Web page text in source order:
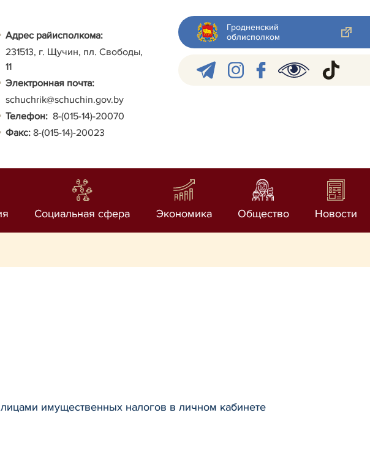
Адрес райисполкома:
231513, г. Щучин, пл. Свободы,
11
Электронная почта:
schuchrik@schuchin.gov.by
Телефон: 8-(015-14)-20070
Факс: 8-(015-14)-20023
Гродненский
облисполком
Социальная сфера Экономика Общество Новости
имущественных налогов в личном кабинете